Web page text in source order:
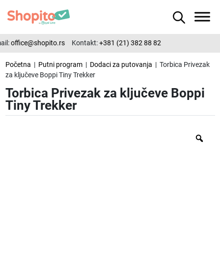
office@shopito.rs Kontakt:+381 (21) 382 88 82
Početna | Putni program| Dodaci za putovanja | Torbica Privezak
za ključeve Boppi Tiny Trekker
Torbica Privezak za ključeve Boppi
Tiny Trekker